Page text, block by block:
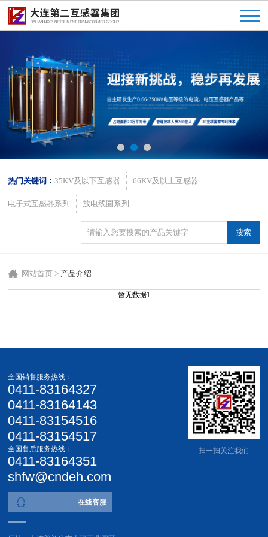
热门关键词：35KV及以下互感器 66KV及以上互感器
电子式互感器系列 放电线圈系列
网站首页 > 产品介绍
暂无数据1
扫一扫关注我们
全国销售服务热线：
0411-83164327
0411-83164143
0411-83154516
0411-83154517
全国售后服务热线：
0411-83164351
shfw@cndeh.com
在线客服